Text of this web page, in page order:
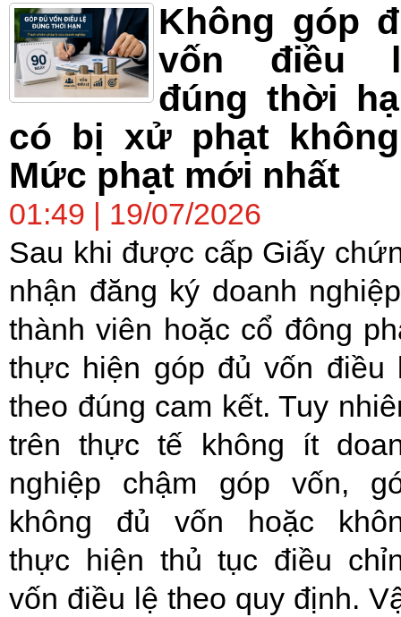
Không góp
vốn điều
đúng thời
có bị xử phạt
Mức phạt mới nhất
01:49 | 19/07/2026
Sau khi được cấp Giấy
nhận đăng ký doanh
thành viên hoặc cổ đông
thực hiện góp đủ vốn điều
theo đúng cam kết. Tuy
trên thực tế không ít
nghiệp chậm góp vốn,
không đủ vốn hoặc
thực hiện thủ tục điều
vốn điều lệ theo quy định.